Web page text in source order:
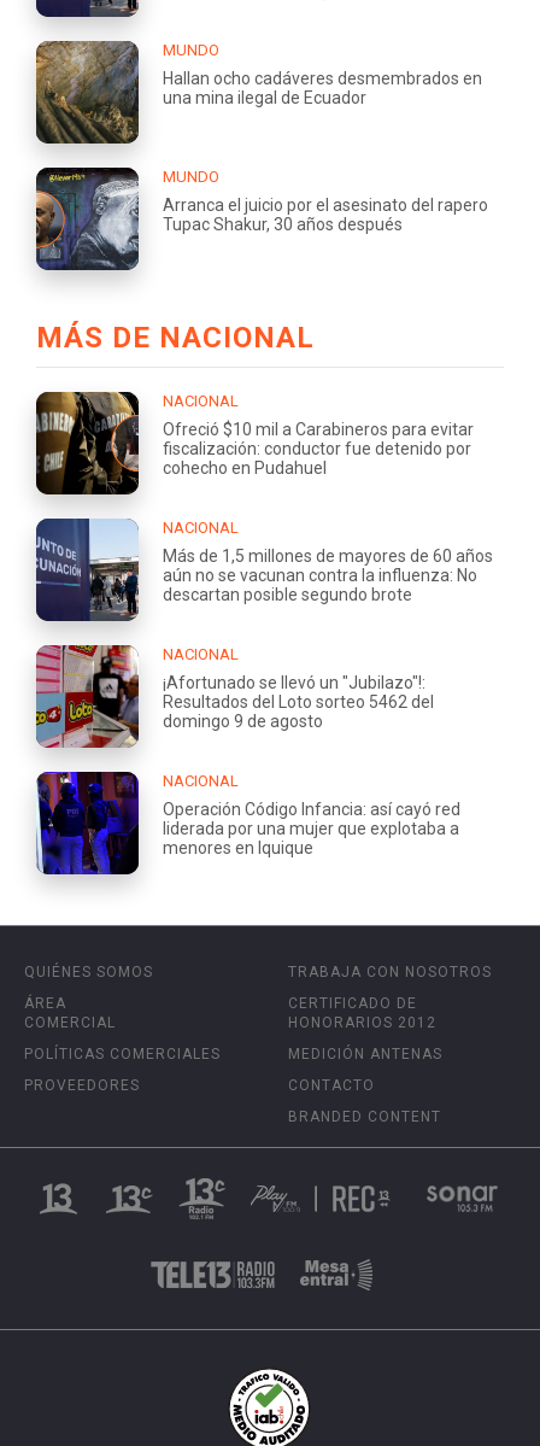
MUNDO
Hallan ocho cadáveres desmembrados en
una mina ilegal de Ecuador
MUNDO
Arranca el juicio por el asesinato del rapero
Tupac Shakur, 30 años después
MÁS DE NACIONAL
NACIONAL
Ofreció $10 mil a Carabineros para evitar
fiscalización: conductor fue detenido por
cohecho en Pudahuel
NACIONAL
Más de 1,5 millones de mayores de 60 años
aún no se vacunan contra la influenza: No
descartan posible segundo brote
NACIONAL
¡Afortunado se llevó un "Jubilazo"!:
Resultados del Loto sorteo 5462 del
domingo 9 de agosto
NACIONAL
Operación Código Infancia: así cayó red
liderada por una mujer que explotaba a
menores en Iquique
QUIÉNES SOMOS
ÁREA
COMERCIAL
POLÍTICAS COMERCIALES
PROVEEDORES
TRABAJA CON NOSOTROS
CERTIFICADO DE
HONORARIOS 2012
MEDICIÓN ANTENAS
CONTACTO
BRANDED CONTENT